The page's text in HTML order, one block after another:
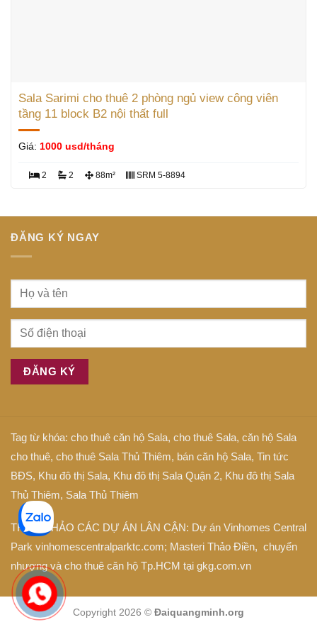
Sala Sarimi cho thuê 2 phòng ngủ view công viên
tầng 11 block B2 nội thất full
Giá: 1000 usd/tháng
2 2 88m² SRM 5-8894
ĐĂNG KÝ NGAY
Tag từ khóa: cho thuê căn hộ Sala, cho thuê Sala, căn hộ Sala
cho thuê, cho thuê Sala Thủ Thiêm, bán căn hộ Sala, Tin tức
BĐS, Khu đô thị Sala, Khu đô thị Sala Quận 2, Khu đô thị Sala
Thủ Thiêm, Sala Thủ Thiêm
THAM KHẢO CÁC DỰ ÁN LÂN CẬN: Dự án Vinhomes Central
Park vinhomescentralparktc.com; Masteri Thảo Điền, chuyển
nhượng và cho thuê căn hộ Tp.HCM tại gkg.com.vn
Copyright 2026 © Đaiquangminh.org